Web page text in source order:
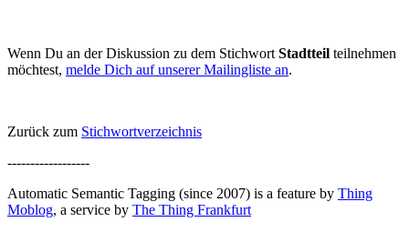
Wenn Du an der Diskussion zu dem Stichwort Stadtteil teilnehmen
möchtest, melde Dich auf unserer Mailingliste an.
Zurück zum Stichwortverzeichnis
------------------
Automatic Semantic Tagging (since 2007) is a feature by Thing
Moblog, a service by The Thing Frankfurt